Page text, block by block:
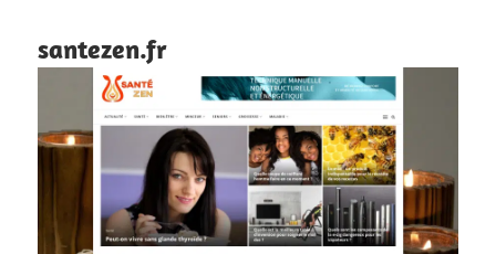
santezen.fr